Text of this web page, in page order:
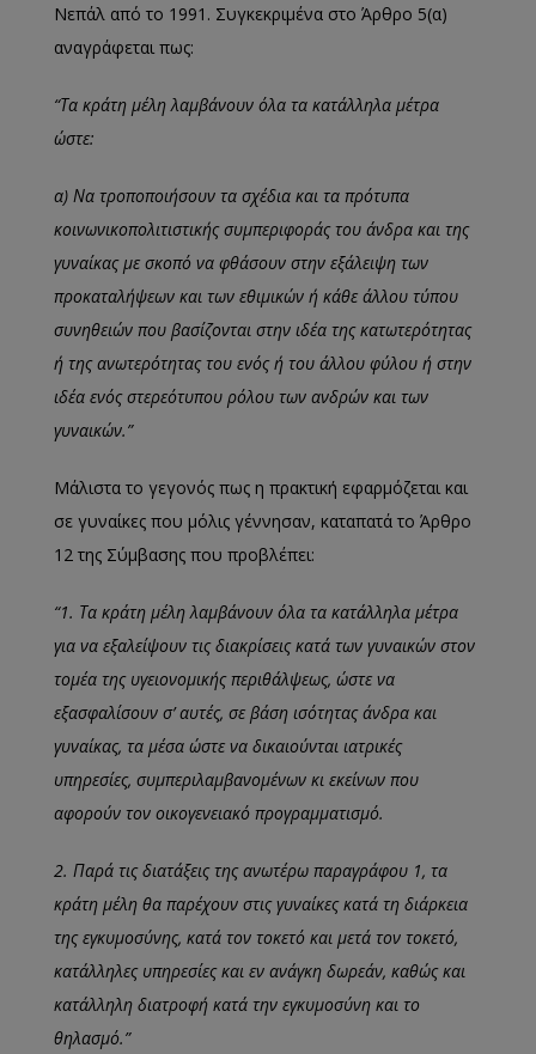
Νεπάλ από το 1991. Συγκεκριμένα στο Άρθρο 5(α)
αναγράφεται πως:
“Τα κράτη μέλη λαμβάνουν όλα τα κατάλληλα μέτρα
ώστε:
α) Να τροποποιήσουν τα σχέδια και τα πρότυπα
κοινωνικοπολιτιστικής συμπεριφοράς του άνδρα και της
γυναίκας με σκοπό να φθάσουν στην εξάλειψη των
προκαταλήψεων και των εθιμικών ή κάθε άλλου τύπου
συνηθειών που βασίζονται στην ιδέα της κατωτερότητας
ή της ανωτερότητας του ενός ή του άλλου φύλου ή στην
ιδέα ενός στερεότυπου ρόλου των ανδρών και των
γυναικών.”
Μάλιστα το γεγονός πως η πρακτική εφαρμόζεται και
σε γυναίκες που μόλις γέννησαν, καταπατά το Άρθρο
12 της Σύμβασης που προβλέπει:
“1. Τα κράτη μέλη λαμβάνουν όλα τα κατάλληλα μέτρα
για να εξαλείψουν τις διακρίσεις κατά των γυναικών στον
τομέα της υγειονομικής περιθάλψεως, ώστε να
εξασφαλίσουν σ’ αυτές, σε βάση ισότητας άνδρα και
γυναίκας, τα μέσα ώστε να δικαιούνται ιατρικές
υπηρεσίες, συμπεριλαμβανομένων κι εκείνων που
αφορούν τον οικογενειακό προγραμματισμό.
2. Παρά τις διατάξεις της ανωτέρω παραγράφου 1, τα
κράτη μέλη θα παρέχουν στις γυναίκες κατά τη διάρκεια
της εγκυμοσύνης, κατά τον τοκετό και μετά τον τοκετό,
κατάλληλες υπηρεσίες και εν ανάγκη δωρεάν, καθώς και
κατάλληλη διατροφή κατά την εγκυμοσύνη και το
θηλασμό.”